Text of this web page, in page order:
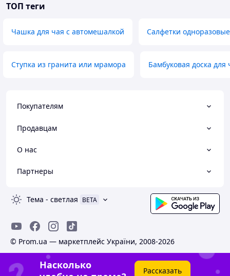
ТОП теги
Чашка для чая с автомешалкой Салфетки
Ступка из гранита или мрамора Бамбуковая доска для
Покупателям
Продавцам
О нас
Партнеры
Тема - светлая BETA
© Prom.ua — маркетплейс України, 2008-2026
Насколько
Рассказать